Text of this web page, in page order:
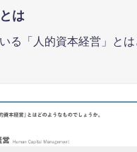
は
る「人的資本経営」とは